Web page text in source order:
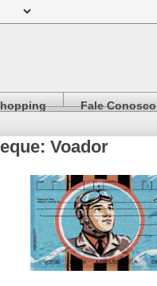
Fale Conosco
Voador